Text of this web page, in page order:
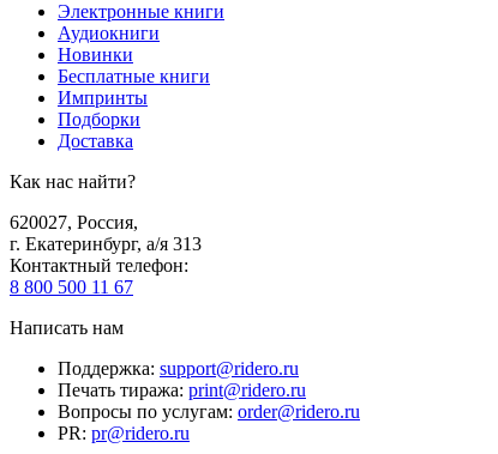
Электронные книги
Аудиокниги
Новинки
Бесплатные книги
Импринты
Подборки
Доставка
Как нас найти?
620027, Россия,
г. Екатеринбург, а/я 313
Контактный телефон:
8 800 500 11 67
Написать нам
Поддержка: support@ridero.ru
Печать тиража: print@ridero.ru
Вопросы по услугам: order@ridero.ru
PR: pr@ridero.ru